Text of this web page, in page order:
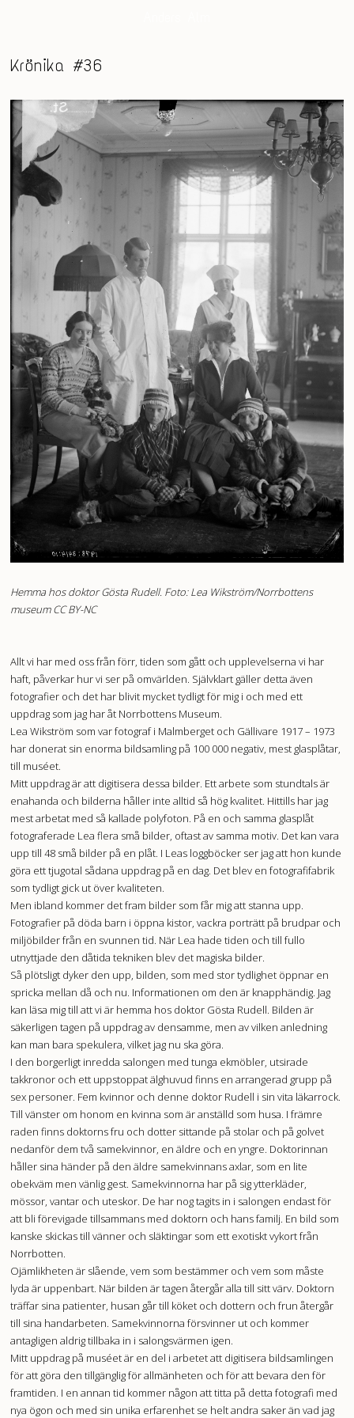
Krönika #36
Hemma hos doktor Gösta Rudell. Foto: Lea Wikström/Norrbottens
museum CC BY-NC
Allt vi har med oss från förr, tiden som gått och upplevelserna vi har
haft, påverkar hur vi ser på omvärlden. Självklart gäller detta även
fotografier och det har blivit mycket tydligt för mig i och med ett
uppdrag som jag har åt Norrbottens Museum.
Lea Wikström som var fotograf i Malmberget och Gällivare 1917 – 1973
har donerat sin enorma bildsamling på 100 000 negativ, mest glasplåtar,
till muséet.
Mitt uppdrag är att digitisera dessa bilder. Ett arbete som stundtals är
enahanda och bilderna håller inte alltid så hög kvalitet. Hittills har jag
mest arbetat med så kallade polyfoton. På en och samma glasplåt
fotograferade Lea flera små bilder, oftast av samma motiv. Det kan vara
upp till 48 små bilder på en plåt. I Leas loggböcker ser jag att hon kunde
göra ett tjugotal sådana uppdrag på en dag. Det blev en fotografifabrik
som tydligt gick ut över kvaliteten.
Men ibland kommer det fram bilder som får mig att stanna upp.
Fotografier på döda barn i öppna kistor, vackra porträtt på brudpar och
miljöbilder från en svunnen tid. När Lea hade tiden och till fullo
utnyttjade den dåtida tekniken blev det magiska bilder.
Så plötsligt dyker den upp, bilden, som med stor tydlighet öppnar en
spricka mellan då och nu. Informationen om den är knapphändig. Jag
kan läsa mig till att vi är hemma hos doktor Gösta Rudell. Bilden är
säkerligen tagen på uppdrag av densamme, men av vilken anledning
kan man bara spekulera, vilket jag nu ska göra.
I den borgerligt inredda salongen med tunga ekmöbler, utsirade
takkronor och ett uppstoppat älghuvud finns en arrangerad grupp på
sex personer. Fem kvinnor och denne doktor Rudell i sin vita läkarrock.
Till vänster om honom en kvinna som är anställd som husa. I främre
raden finns doktorns fru och dotter sittande på stolar och på golvet
nedanför dem två samekvinnor, en äldre och en yngre. Doktorinnan
håller sina händer på den äldre samekvinnans axlar, som en lite
obekväm men vänlig gest. Samekvinnorna har på sig ytterkläder,
mössor, vantar och uteskor. De har nog tagits in i salongen endast för
att bli förevigade tillsammans med doktorn och hans familj. En bild som
kanske skickas till vänner och släktingar som ett exotiskt vykort från
Norrbotten.
Ojämlikheten är slående, vem som bestämmer och vem som måste
lyda är uppenbart. När bilden är tagen återgår alla till sitt värv. Doktorn
träffar sina patienter, husan går till köket och dottern och frun återgår
till sina handarbeten. Samekvinnorna försvinner ut och kommer
antagligen aldrig tillbaka in i salongsvärmen igen.
Mitt uppdrag på muséet är en del i arbetet att digitisera bildsamlingen
för att göra den tillgänglig för allmänheten och för att bevara den för
framtiden. I en annan tid kommer någon att titta på detta fotografi med
nya ögon och med sin unika erfarenhet se helt andra saker än vad jag